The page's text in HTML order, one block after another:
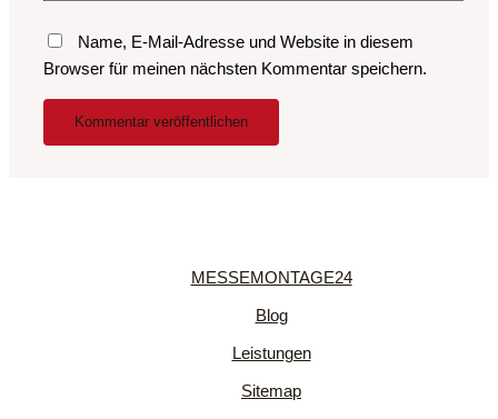
Name, E-Mail-Adresse und Website in diesem
Browser für meinen nächsten Kommentar speichern.
MESSEMONTAGE24
Blog
Leistungen
Sitemap